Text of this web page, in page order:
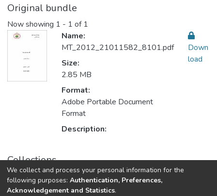
Original bundle
Now showing 1 - 1 of 1
Name:
MT_2012_21011582_8101.pdf
Size:
2.85 MB
Format:
Adobe Portable Document
Format
Description:
Down
load
Collections
Teaching Methods أساليب التدريس
We collect and process your personal information for the
following purposes: Authentication, Preferences,
Acknowledgement and Statistics.